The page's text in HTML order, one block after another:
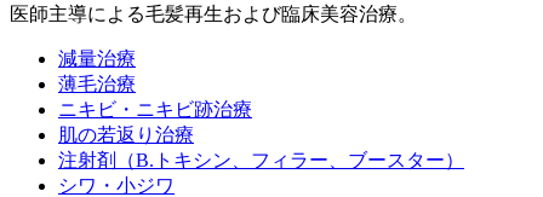
医師主導による毛髪再生および臨床美容治療。
減量治療
薄毛治療
ニキビ・ニキビ跡治療
肌の若返り治療
注射剤（B.トキシン、フィラー、ブースター）
シワ・小ジワ